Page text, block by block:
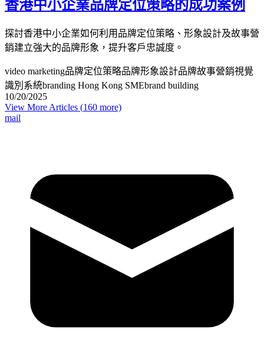
香港中小企業品牌定位策略的成功案例
探討香港中小企業如何利用品牌定位策略、形象設計及故事營
銷建立強大的品牌形象，提升客戶忠誠度。
video marketing品牌定位策略品牌形象設計品牌故事營銷視覺
識別系統branding Hong Kong SMEbrand building
10/20/2025
View More Articles (160 more)
mail